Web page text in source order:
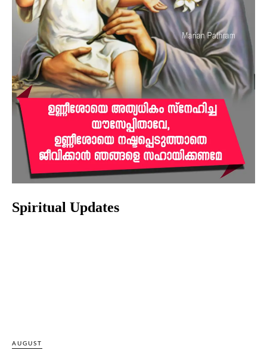
Spiritual Updates
AUGUST